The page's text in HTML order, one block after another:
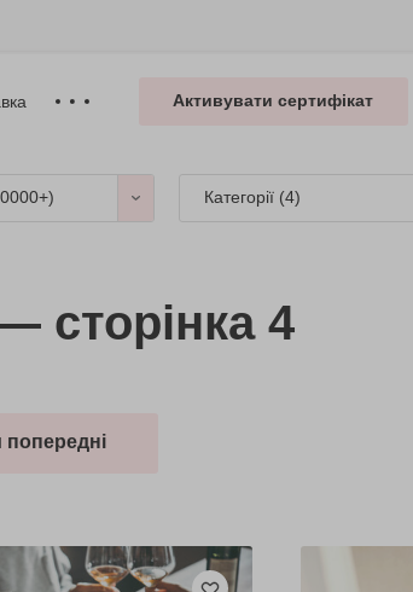
Активувати сертифікат
) Категорії (4)
сторінка 4
попередні